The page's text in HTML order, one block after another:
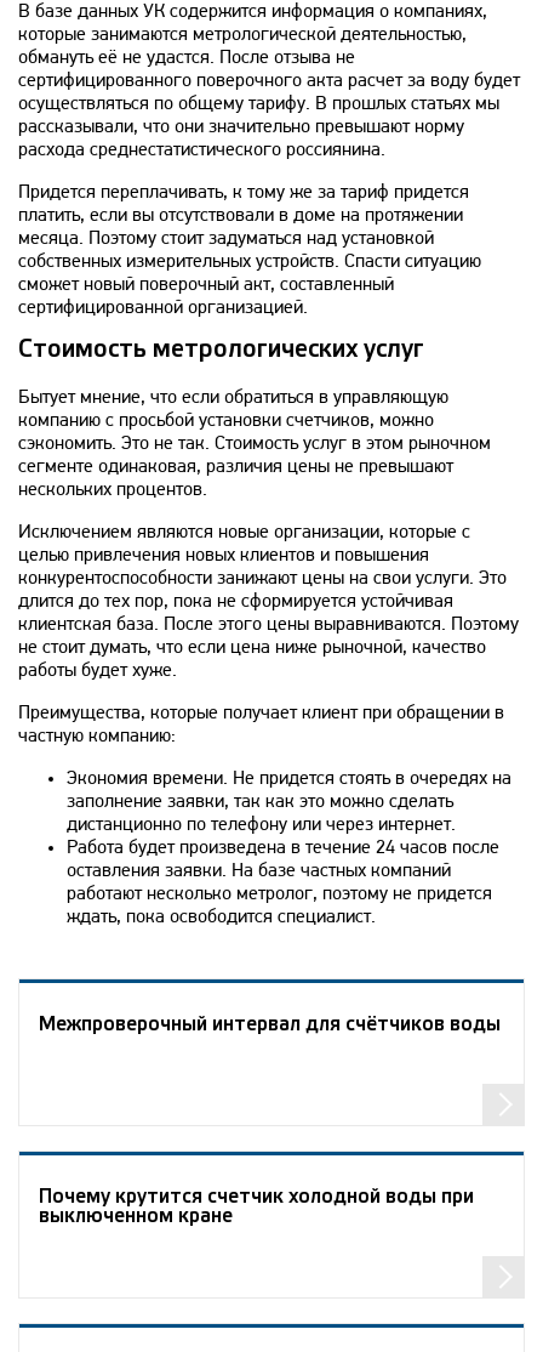
В базе данных УК содержится информация о компаниях,
которые занимаются метрологической деятельностью,
обмануть её не удастся. После отзыва не
сертифицированного поверочного акта расчет за воду будет
осуществляться по общему тарифу. В прошлых статьях мы
рассказывали, что они значительно превышают норму
расхода среднестатистического россиянина.
Придется переплачивать, к тому же за тариф придется
платить, если вы отсутствовали в доме на протяжении
месяца. Поэтому стоит задуматься над установкой
собственных измерительных устройств. Спасти ситуацию
сможет новый поверочный акт, составленный
сертифицированной организацией.
Стоимость метрологических услуг
Бытует мнение, что если обратиться в управляющую
компанию с просьбой установки счетчиков, можно
сэкономить. Это не так. Стоимость услуг в этом рыночном
сегменте одинаковая, различия цены не превышают
нескольких процентов.
Исключением являются новые организации, которые с
целью привлечения новых клиентов и повышения
конкурентоспособности занижают цены на свои услуги. Это
длится до тех пор, пока не сформируется устойчивая
клиентская база. После этого цены выравниваются. Поэтому
не стоит думать, что если цена ниже рыночной, качество
работы будет хуже.
Преимущества, которые получает клиент при обращении в
частную компанию:
Экономия времени. Не придется стоять в очередях на
заполнение заявки, так как это можно сделать
дистанционно по телефону или через интернет.
Работа будет произведена в течение 24 часов после
оставления заявки. На базе частных компаний
работают несколько метролог, поэтому не придется
ждать, пока освободится специалист.
Межпроверочный интервал для счётчиков воды
Почему крутится счетчик холодной воды при
выключенном кране